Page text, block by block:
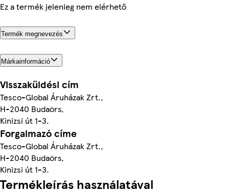
Ez a termék jelenleg nem elérhető
Termék megnevezés
Márkainformáció
Visszaküldési cím
Tesco-Global Áruházak Zrt.,
H-2040 Budaörs,
Kinizsi út 1-3.
Forgalmazó címe
Tesco-Global Áruházak Zrt.,
H-2040 Budaörs,
Kinizsi út 1-3.
Termékleírás használatával